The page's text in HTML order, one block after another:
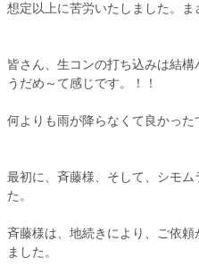
想定以上に苦労いたしました。ま
皆さん、生コンの打ち込みは結
うだめ～て感じです。！！
何よりも雨が降らなくて良かった
最初に、斉藤様、そして、シモ
た。
斉藤様は、地続きにより、ご依
ました。